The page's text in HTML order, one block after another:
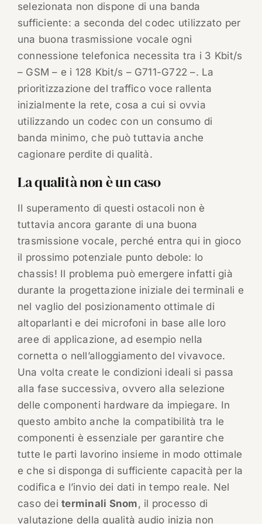
selezionata non dispone di una banda
sufficiente: a seconda del codec utilizzato per
una buona trasmissione vocale ogni
connessione telefonica necessita tra i 3 Kbit/s
– GSM – e i 128 Kbit/s – G711-G722 –. La
prioritizzazione del traffico voce rallenta
inizialmente la rete, cosa a cui si ovvia
utilizzando un codec con un consumo di
banda minimo, che può tuttavia anche
cagionare perdite di qualità.
La qualità non è un caso
Il superamento di questi ostacoli non è
tuttavia ancora garante di una buona
trasmissione vocale, perché entra qui in gioco
il prossimo potenziale punto debole: lo
chassis! Il problema può emergere infatti già
durante la progettazione iniziale dei terminali e
nel vaglio del posizionamento ottimale di
altoparlanti e dei microfoni in base alle loro
aree di applicazione, ad esempio nella
cornetta o nell’alloggiamento del vivavoce.
Una volta create le condizioni ideali si passa
alla fase successiva, ovvero alla selezione
delle componenti hardware da impiegare. In
questo ambito anche la compatibilità tra le
componenti è essenziale per garantire che
tutte le parti lavorino insieme in modo ottimale
e che si disponga di sufficiente capacità per la
codifica e l’invio dei dati in tempo reale. Nel
caso deiterminali Snom, il processo di
valutazione della qualità audio inizia non